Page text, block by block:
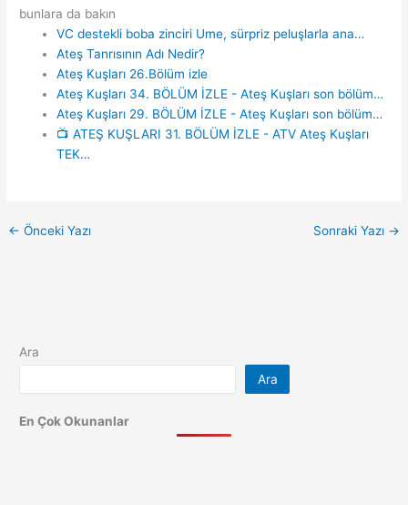
bunlara da bakın
VC destekli boba zinciri Ume, sürpriz peluşlarla ana…
Ateş Tanrısının Adı Nedir?
Ateş Kuşları 26.Bölüm izle
Ateş Kuşları 34. BÖLÜM İZLE - Ateş Kuşları son bölüm…
Ateş Kuşları 29. BÖLÜM İZLE - Ateş Kuşları son bölüm…
📺 ATEŞ KUŞLARI 31. BÖLÜM İZLE - ATV Ateş Kuşları
TEK…
← Önceki Yazı Sonraki Yazı →
Ara
Ara
En Çok Okunanlar